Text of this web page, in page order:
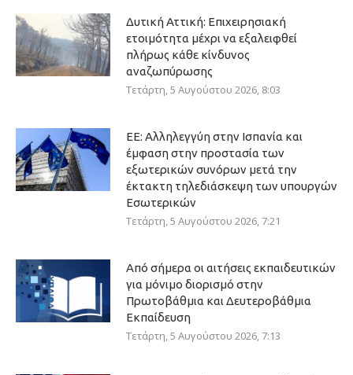
Δυτική Αττική: Επιχειρησιακή
ετοιμότητα μέχρι να εξαλειφθεί
πλήρως κάθε κίνδυνος
αναζωπύρωσης
Τετάρτη, 5 Αυγούστου 2026, 8:03
ΕΕ: Αλληλεγγύη στην Ισπανία και
έμφαση στην προστασία των
εξωτερικών συνόρων μετά την
έκτακτη τηλεδιάσκεψη των υπουργών
Εσωτερικών
Τετάρτη, 5 Αυγούστου 2026, 7:21
Από σήμερα οι αιτήσεις εκπαιδευτικών
για μόνιμο διορισμό στην
Πρωτοβάθμια και Δευτεροβάθμια
Εκπαίδευση
Τετάρτη, 5 Αυγούστου 2026, 7:13